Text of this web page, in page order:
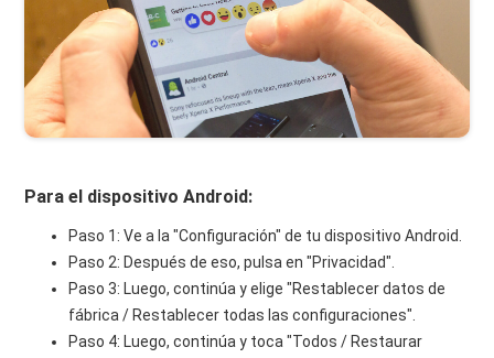
Para el dispositivo Android:
Paso 1: Ve a la "Configuración" de tu dispositivo Android.
Paso 2: Después de eso, pulsa en "Privacidad".
Paso 3: Luego, continúa y elige "Restablecer datos de
fábrica / Restablecer todas las configuraciones".
Paso 4: Luego, continúa y toca "Todos / Restaurar